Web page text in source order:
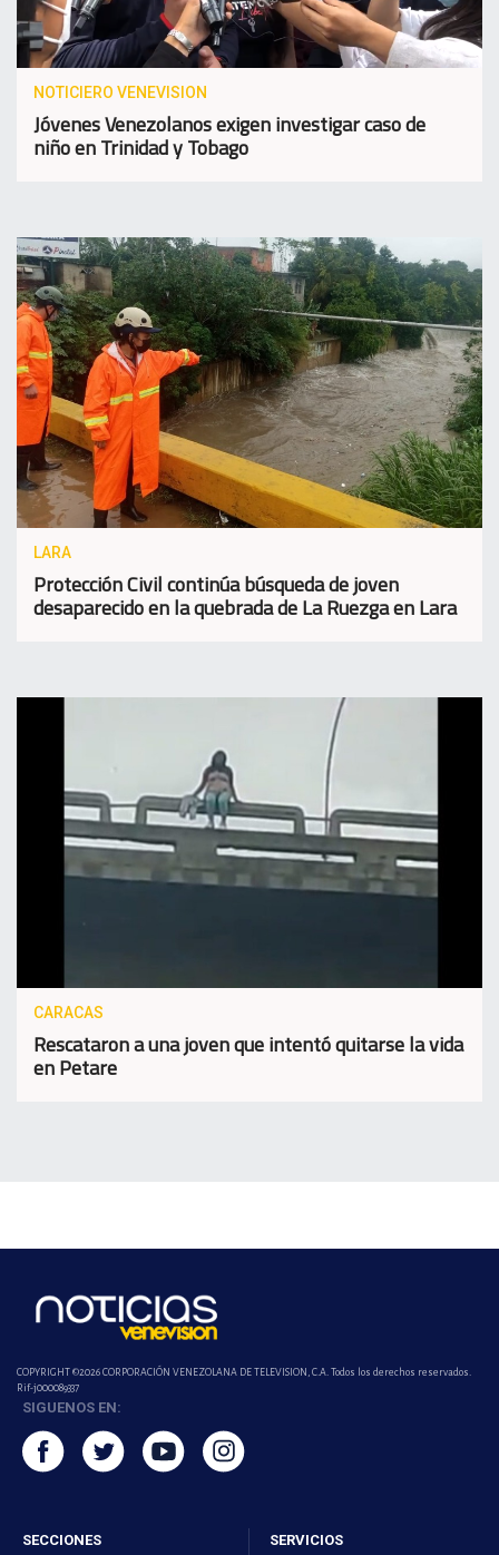
NOTICIERO VENEVISION
Jóvenes Venezolanos exigen investigar caso de
niño en Trinidad y Tobago
LARA
Protección Civil continúa búsqueda de joven
desaparecido en la quebrada de La Ruezga en Lara
CARACAS
Rescataron a una joven que intentó quitarse la vida
en Petare
COPYRIGHT ©2026 CORPORACIÓN VENEZOLANA DE TELEVISION, C.A. Todos los derechos reservados.
Rif-j000089337
SIGUENOS EN:
SECCIONES SERVICIOS